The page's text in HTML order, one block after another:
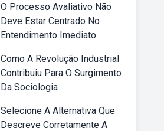
O Processo Avaliativo Não
Deve Estar Centrado No
Entendimento Imediato
Como A Revolução Industrial
Contribuiu Para O Surgimento
Da Sociologia
Selecione A Alternativa Que
Descreve Corretamente A